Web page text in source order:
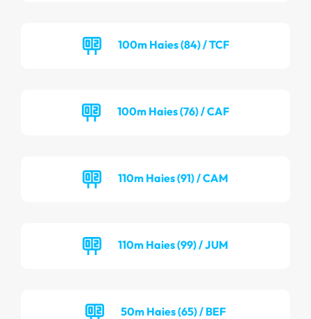
100m Haies (84) / TCF
100m Haies (76) / CAF
110m Haies (91) / CAM
110m Haies (99) / JUM
50m Haies (65) / BEF